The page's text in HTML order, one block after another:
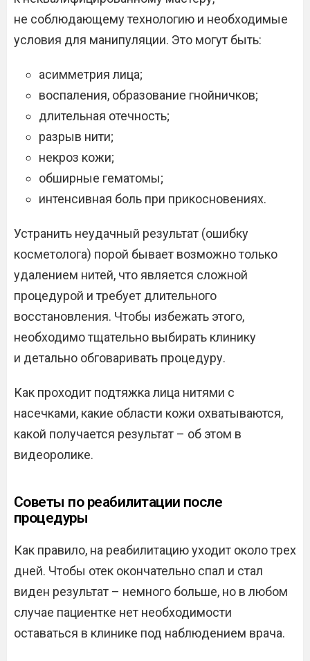
не соблюдающему технологию и необходимые
условия для манипуляции. Это могут быть:
асимметрия лица;
воспаления, образование гнойничков;
длительная отечность;
разрыв нити;
некроз кожи;
обширные гематомы;
интенсивная боль при прикосновениях.
Устранить неудачный результат (ошибку
косметолога) порой бывает возможно только
удалением нитей, что является сложной
процедурой и требует длительного
восстановления. Чтобы избежать этого,
необходимо тщательно выбирать клинику
и детально обговаривать процедуру.
Как проходит подтяжка лица нитями с
насечками, какие области кожи охватываются,
какой получается результат – об этом в
видеоролике.
Советы по реабилитации после
процедуры
Как правило, на реабилитацию уходит около трех
дней. Чтобы отек окончательно спал и стал
виден результат – немного больше, но в любом
случае пациентке нет необходимости
оставаться в клинике под наблюдением врача.